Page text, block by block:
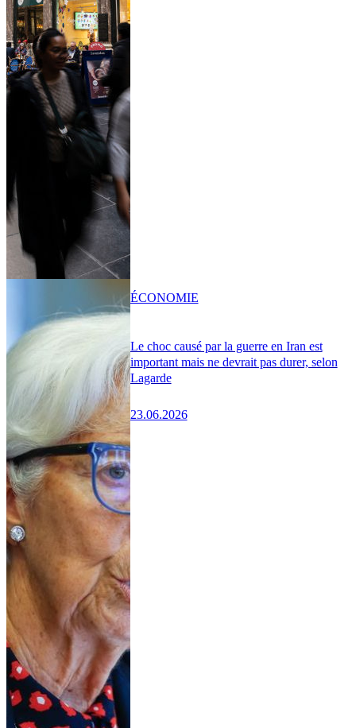
Le choc causé par la guerre en Iran est
important mais ne devrait pas durer, selon
Lagarde
23.06.2026
ÉCONOMIE